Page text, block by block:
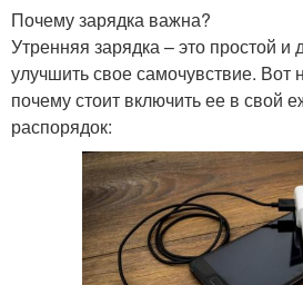
Почему зарядка важна?
Утренняя зарядка – это простой и
улучшить свое самочувствие. Вот
почему стоит включить ее в свой
распорядок: